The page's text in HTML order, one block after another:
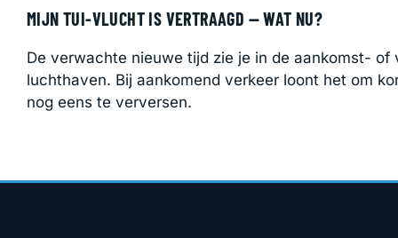
MIJN TUI-VLUCHT IS VERTRAAGD — WAT NU?
De verwachte nieuwe tijd zie je in de aankomst- of
luchthaven. Bij aankomend verkeer loont het om
nog eens te verversen.